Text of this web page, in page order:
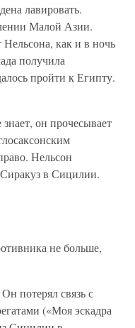
лавировать.
Малой Азии.
как и в ночь
получила
пройти к Египту.
он прочесывает
Нельсон
Сиракуз в Сицилии.
не больше,
потерял связь с
(«Моя эскадра